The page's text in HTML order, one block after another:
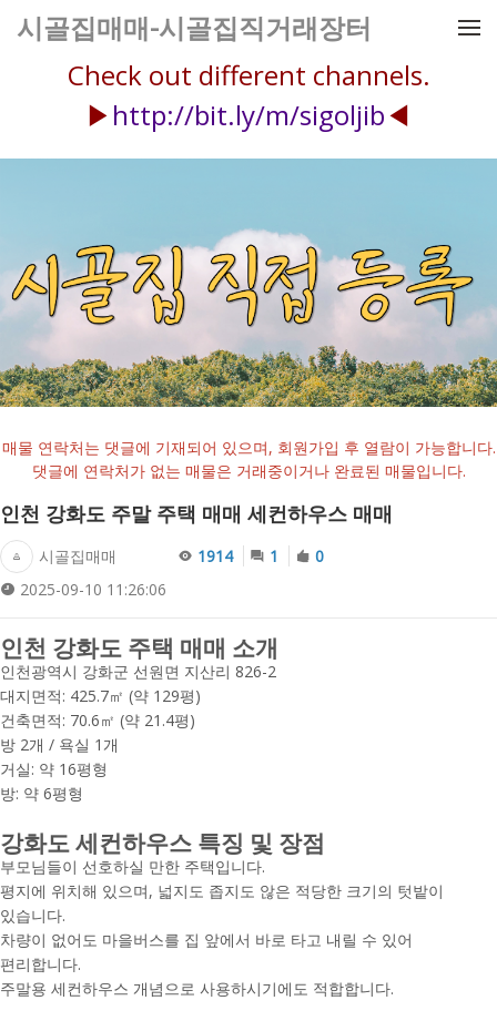
메뉴 건너뛰기
시골집매매-시골집직거래장터
Check out different channels.
▶http://bit.ly/m/sigoljib◀
매물 연락처는 댓글에 기재되어 있으며, 회원가입 후 열람이 가능합니다.
댓글에 연락처가 없는 매물은 거래중이거나 완료된 매물입니다.
인천 강화도 주말 주택 매매 세컨하우스 매매
시골집매매
2025-09-10 11:26:06
1914 1 0
인천 강화도 주택 매매 소개
인천광역시 강화군 선원면 지산리 826-2
대지면적: 425.7㎡ (약 129평)
건축면적: 70.6㎡ (약 21.4평)
방 2개 / 욕실 1개
거실: 약 16평형
방: 약 6평형
강화도 세컨하우스 특징 및 장점
부모님들이 선호하실 만한 주택입니다.
평지에 위치해 있으며, 넓지도 좁지도 않은 적당한 크기의 텃밭이
있습니다.
차량이 없어도 마을버스를 집 앞에서 바로 타고 내릴 수 있어
편리합니다.
주말용 세컨하우스 개념으로 사용하시기에도 적합합니다.